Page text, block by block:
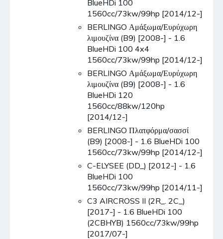
BlueHDi 100
1560cc/73kw/99hp [2014/12-]
BERLINGO Αμάξωμα/Ευρύχωρη
λιμουζίνα (B9) [2008-] - 1.6
BlueHDi 100 4x4
1560cc/73kw/99hp [2014/12-]
BERLINGO Αμάξωμα/Ευρύχωρη
λιμουζίνα (B9) [2008-] - 1.6
BlueHDi 120
1560cc/88kw/120hp
[2014/12-]
BERLINGO Πλατφόρμα/σασσί
(B9) [2008-] - 1.6 BlueHDi 100
1560cc/73kw/99hp [2014/12-]
C-ELYSEE (DD_) [2012-] - 1.6
BlueHDi 100
1560cc/73kw/99hp [2014/11-]
C3 AIRCROSS II (2R_. 2C_)
[2017-] - 1.6 BlueHDi 100
(2CBHYB) 1560cc/73kw/99hp
[2017/07-]